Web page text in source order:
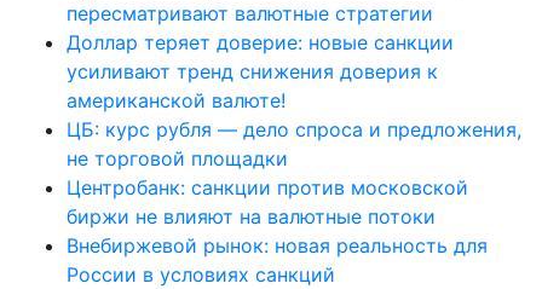
пересматривают валютные стратегии
Доллар теряет доверие: новые санкции
усиливают тренд снижения доверия к
американской валюте!
ЦБ: курс рубля — дело спроса и предложения,
не торговой площадки
Центробанк: санкции против московской
биржи не влияют на валютные потоки
Внебиржевой рынок: новая реальность для
России в условиях санкций